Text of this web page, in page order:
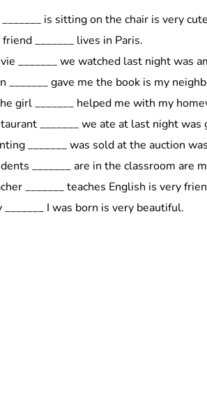
is sitting on the chair is very
friend _______ lives in Paris.
_______ we watched last night was
_______ gave me the book is my
girl _______ helped me with my
_______ we ate at last night was
_______ was sold at the auction
_______ are in the classroom are
_______ teaches English is very
_______ I was born is very beautiful.